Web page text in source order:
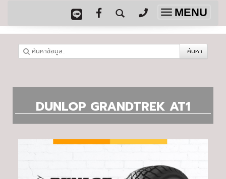
Toggle
navigation
MENU
ค้นหา
DUNLOP GRANDTREK AT1